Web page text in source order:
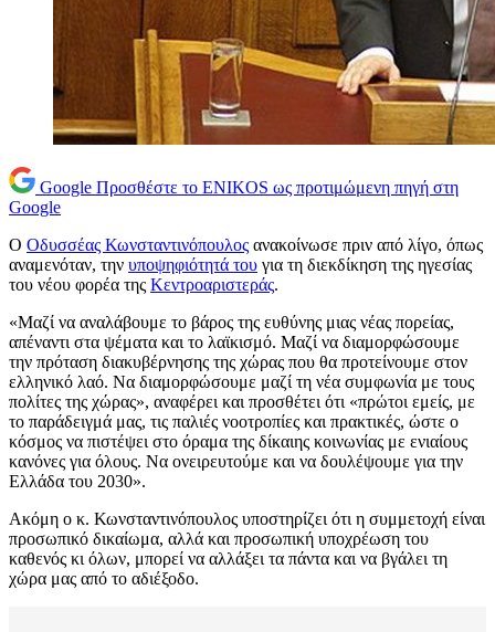
Google Προσθέστε το ENIKOS ως προτιμώμενη πηγή στη
Google
Ο Οδυσσέας Κωνσταντινόπουλος ανακοίνωσε πριν από λίγο, όπως
αναμενόταν, την υποψηφιότητά του για τη διεκδίκηση της ηγεσίας
του νέου φορέα της Κεντροαριστεράς.
«Μαζί να αναλάβουμε το βάρος της ευθύνης μιας νέας πορείας,
απέναντι στα ψέματα και το λαϊκισμό. Μαζί να διαμορφώσουμε
την πρόταση διακυβέρνησης της χώρας που θα προτείνουμε στον
ελληνικό λαό. Να διαμορφώσουμε μαζί τη νέα συμφωνία με τους
πολίτες της χώρας», αναφέρει και προσθέτει ότι «πρώτοι εμείς, με
το παράδειγμά μας, τις παλιές νοοτροπίες και πρακτικές, ώστε ο
κόσμος να πιστέψει στο όραμα της δίκαιης κοινωνίας με ενιαίους
κανόνες για όλους. Να ονειρευτούμε και να δουλέψουμε για την
Ελλάδα του 2030».
Ακόμη ο κ. Κωνσταντινόπουλος υποστηρίζει ότι η συμμετοχή είναι
προσωπικό δικαίωμα, αλλά και προσωπική υποχρέωση του
καθενός κι όλων, μπορεί να αλλάξει τα πάντα και να βγάλει τη
χώρα μας από το αδιέξοδο.